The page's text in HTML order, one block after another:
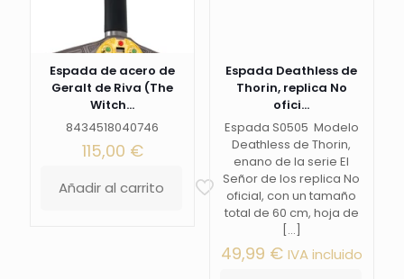
Espada de acero de
Geralt de Riva (The
Witch...
8434518040746
115,00 €
Añadir al carrito
Espada Deathless de
Thorin, replica No
ofici...
Espada S0505 Modelo
Deathless de Thorin,
enano de la serie El
Señor de los replica No
oficial, con un tamaño
total de 60 cm, hoja de
[…]
49,99 € IVA incluido